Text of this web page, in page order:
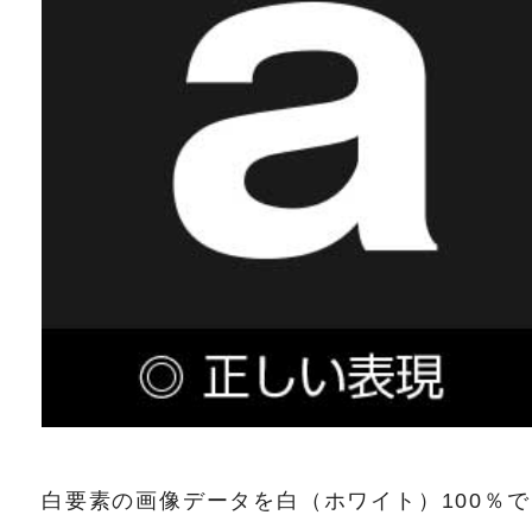
白要素の画像データを白（ホワイト）100％で